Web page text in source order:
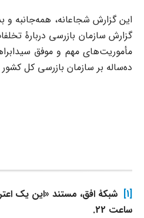
این گزارش شجاعانه، همه‌جانبه و
گزارش سازمان بازرسی دربارۀ
مأموریت‌های مهم و موفق
ده‌ساله بر سازمان بازرسی کل
[1]
ساعت 22.